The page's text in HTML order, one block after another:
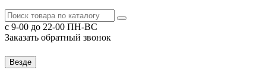
c 9-00 до 22-00 ПН-ВС
Заказать обратный звонок
Везде